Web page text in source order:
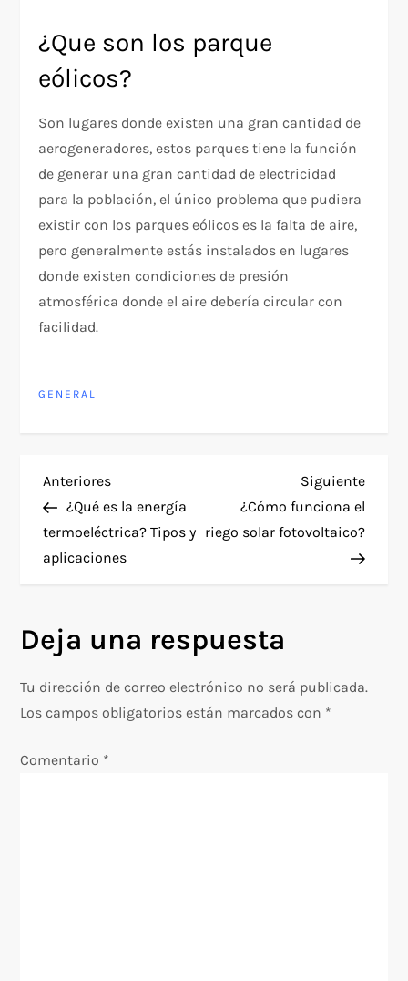
¿Que son los parque
eólicos?
Son lugares donde existen una gran cantidad de
aerogeneradores, estos parques tiene la función
de generar una gran cantidad de electricidad
para la población, el único problema que pudiera
existir con los parques eólicos es la falta de aire,
pero generalmente estás instalados en lugares
donde existen condiciones de presión
atmosférica donde el aire debería circular con
facilidad.
GENERAL
N
a
v
g
a
Entrada
anterior
Anteriores
¿Qué es la energía
termoeléctrica? Tipos y
aplicaciones
Siguiente
¿Cómo funciona el
riego solar fotovoltaico?
Deja una respuesta
Tu dirección de correo electrónico no será publicada.
Los campos obligatorios están marcados con *
Comentario *